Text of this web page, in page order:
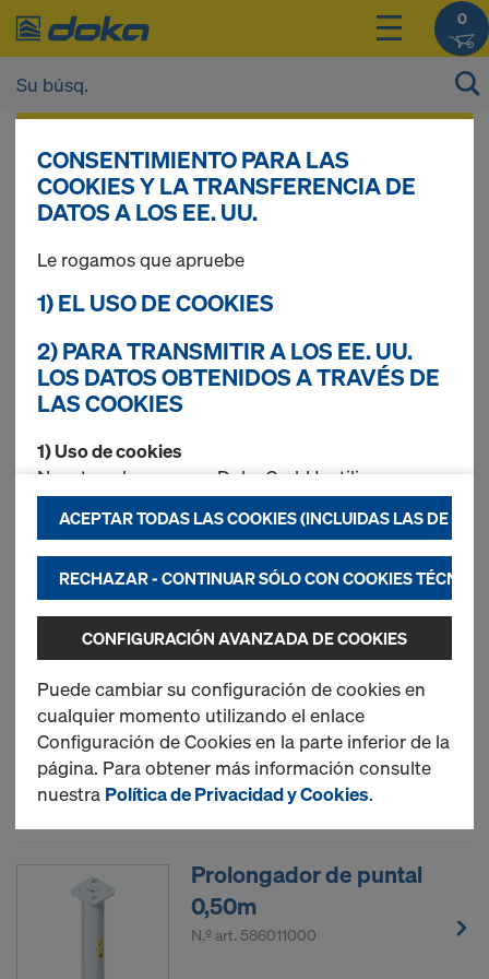
0
sus productos.
Puntal Eurex top
3 prod. encontrados
Búsq. más frec.
Puntal Doka Eurex 20 top
Puntal Doka Eurex 30 top
Nuevo
Prolongador de puntal
0,50m
N.º art. 586011000
CONSENTIMIENTO PARA LAS
COOKIES Y LA TRANSFERENCIA DE
DATOS A LOS EE. UU.
Le rogamos que apruebe
1) EL USO DE COOKIES
2) PARA TRANSMITIR A LOS EE. UU.
LOS DATOS OBTENIDOS A TRAVÉS DE
LAS COOKIES
1) Uso de cookies
Nosotros, la empresa Doka GmbH, utilizamos
cookies y aplicaciones de terceros. Esto nos ayuda
a garantizar un rendimiento óptimo de nuestra
página web, especialmente
a mejorar continuamente el funcionamiento de
nuestra página web (necesario),
hacer posible una compra perfecta al utilizar la
tienda online de Doka (funcional y estadística)
o
publicar publicidad adecuada para usted como
usuario de determinadas plataformas
(marketing).
Puede encontrar más información sobre nuestras
Cookies . También le ofrecemos la posibilidad se
seleccionar sus cookies(Configuración avanzada
de Cookies).
ACEPTAR TODAS LAS COOKIES (INCLUIDAS LAS DE LOS
RECHAZAR - CONTINUAR SÓLO CON COOKIES
CONFIGURACIÓN AVANZADA DE COOKIES
Puede cambiar su configuración de cookies en
cualquier momento utilizando el enlace
Configuración de Cookies en la parte inferior de la
página. Para obtener más información consulte
nuestra Política de Privacidad y Cookies.